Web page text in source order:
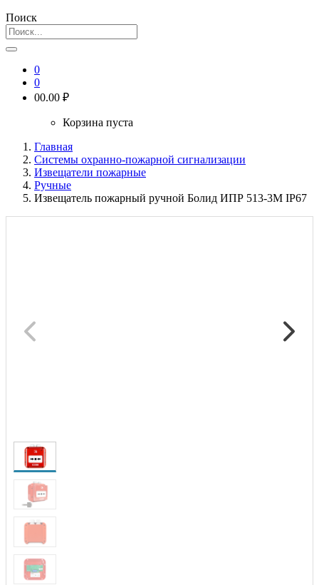
Поиск
0
0
00.00 ₽
Корзина пуста
Главная
Системы охранно-пожарной сигнализации
Извещатели пожарные
Ручные
Извещатель пожарный ручной Болид ИПР 513-3М IP67